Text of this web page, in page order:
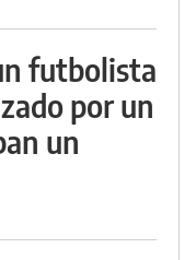
futbolista
por un
un